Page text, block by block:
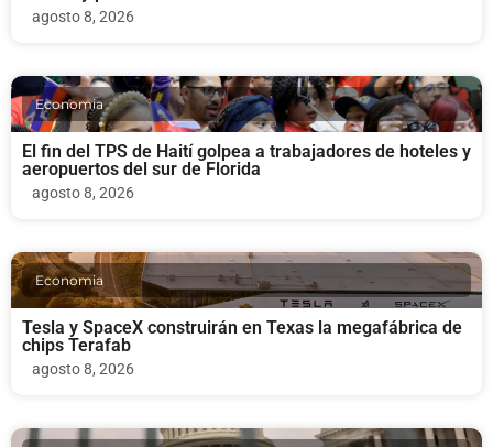
agosto 8, 2026
Economia
El fin del TPS de Haití golpea a trabajadores de hoteles y
aeropuertos del sur de Florida
agosto 8, 2026
Economia
Tesla y SpaceX construirán en Texas la megafábrica de
chips Terafab
agosto 8, 2026